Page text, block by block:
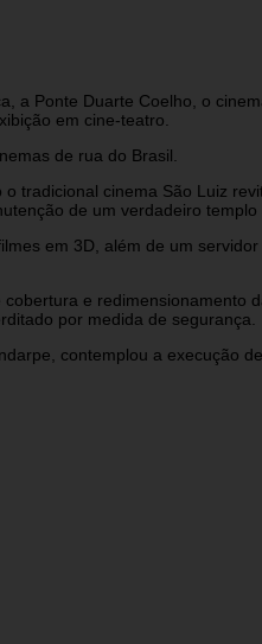
a Ponte Duarte Coelho, o
em cine-teatro.
de rua do Brasil.
tradicional cinema São Luiz
de um verdadeiro templo
em 3D, além de um
e redimensionamento
por medida de segurança.
contemplou a execução